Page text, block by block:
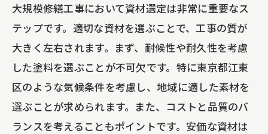
大規模修繕工事において資材選定は非常に重要なス
テップです。適切な資材を選ぶことで、工事の質が
大きく左右されます。まず、耐候性や耐久性を考慮
した塗料を選ぶことが不可欠です。特に東京都江東
区のような気候条件を考慮し、地域に適した素材を
選ぶことが求められます。また、コストと品質のバ
ランスを考えることもポイントです。安価な資材は